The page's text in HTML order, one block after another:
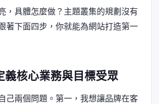
，具體怎麼做？主題叢集的規劃沒有
著下面四步，你就能為網站打造第一
義核心業務與目標受眾
己兩個問題。第一，我想讓品牌在客